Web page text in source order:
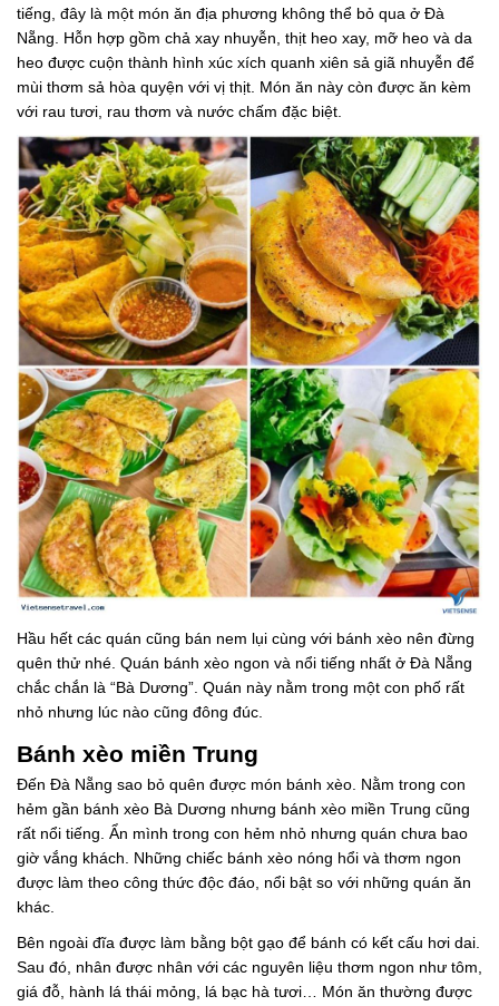
tiếng, đây là một món ăn địa phương không thể bỏ qua ở Đà
Nẵng. Hỗn hợp gồm chả xay nhuyễn, thịt heo xay, mỡ heo và da
heo được cuộn thành hình xúc xích quanh xiên sả giã nhuyễn để
mùi thơm sả hòa quyện với vị thịt. Món ăn này còn được ăn kèm
với rau tươi, rau thơm và nước chấm đặc biệt.
Hầu hết các quán cũng bán nem lụi cùng với bánh xèo nên đừng
quên thử nhé. Quán bánh xèo ngon và nổi tiếng nhất ở Đà Nẵng
chắc chắn là “Bà Dương”. Quán này nằm trong một con phố rất
nhỏ nhưng lúc nào cũng đông đúc.
Bánh xèo miền Trung
Đến Đà Nẵng sao bỏ quên được món bánh xèo. Nằm trong con
hẻm gần bánh xèo Bà Dương nhưng bánh xèo miền Trung cũng
rất nổi tiếng. Ẩn mình trong con hẻm nhỏ nhưng quán chưa bao
giờ vắng khách. Những chiếc bánh xèo nóng hổi và thơm ngon
được làm theo công thức độc đáo, nổi bật so với những quán ăn
khác.
Bên ngoài đĩa được làm bằng bột gạo để bánh có kết cấu hơi dai.
Sau đó, nhân được nhân với các nguyên liệu thơm ngon như tôm,
giá đỗ, hành lá thái mỏng, lá bạc hà tươi… Món ăn thường được